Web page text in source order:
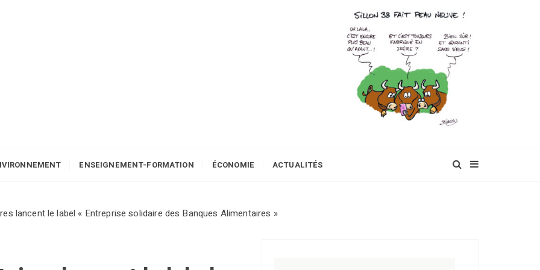
ENSEIGNEMENT-FORMATION ÉCONOMIE ACTUALITÉS
lancent le label « Entreprise solidaire des Banques Alimentaires »